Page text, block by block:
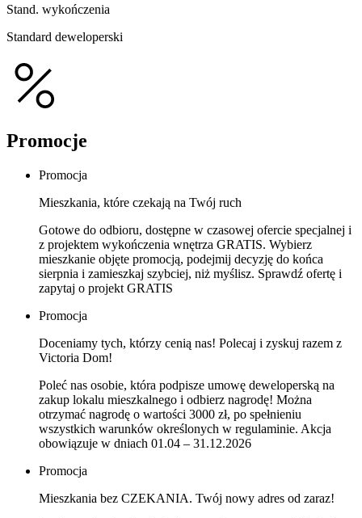
Stand. wykończenia
Standard deweloperski
Promocje
Promocja
Mieszkania, które czekają na Twój ruch
Gotowe do odbioru, dostępne w czasowej ofercie specjalnej i
z projektem wykończenia wnętrza GRATIS. Wybierz
mieszkanie objęte promocją, podejmij decyzję do końca
sierpnia i zamieszkaj szybciej, niż myślisz. Sprawdź ofertę i
zapytaj o projekt GRATIS
Promocja
Doceniamy tych, którzy cenią nas! Polecaj i zyskuj razem z
Victoria Dom!
Poleć nas osobie, która podpisze umowę deweloperską na
zakup lokalu mieszkalnego i odbierz nagrodę! Można
otrzymać nagrodę o wartości 3000 zł, po spełnieniu
wszystkich warunków określonych w regulaminie. Akcja
obowiązuje w dniach 01.04 – 31.12.2026
Promocja
Mieszkania bez CZEKANIA. Twój nowy adres od zaraz!